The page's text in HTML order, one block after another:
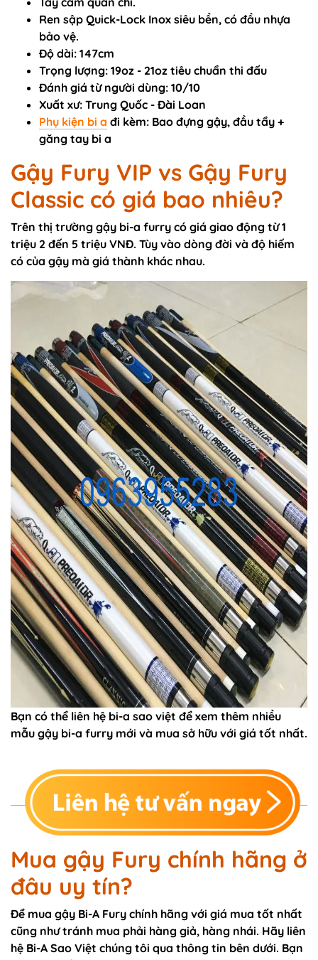
Ren sập Quick-Lock Inox siêu bền, có đầu nhựa
bảo vệ.
Độ dài: 147cm
Trọng lượng: 19oz - 21oz tiêu chuẩn thi đấu
Đánh giá từ người dùng: 10/10
Xuất xư: Trung Quốc - Đài Loan
Phụ kiện bi a đi kèm: Bao đựng gậy, đầu tẩy +
găng tay bi a
Gậy Fury VIP vs Gậy Fury
Classic có giá bao nhiêu?
Trên thị trường gậy bi-a furry có giá giao động từ 1
triệu 2 đến 5 triệu VNĐ. Tùy vào dòng đời và độ hiếm
có của gậy mà giá thành khác nhau.
Bạn có thể liên hệ bi-a sao việt để xem thêm nhiều
mẫu gậy bi-a furry mới và mua sở hữu với giá tốt nhất.
Mua gậy Fury chính hãng ở
đâu uy tín?
Để mua gậy Bi-A Fury chính hãng với giá mua tốt nhất
cũng như tránh mua phải hàng giả, hàng nhái. Hãy liên
hệ Bi-A Sao Việt chúng tôi qua thông tin bên dưới. Bạn